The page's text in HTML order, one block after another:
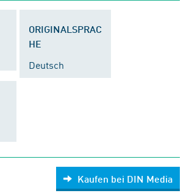
ORIGINALSPRAC
HE
Deutsch
Kaufen bei DIN Media